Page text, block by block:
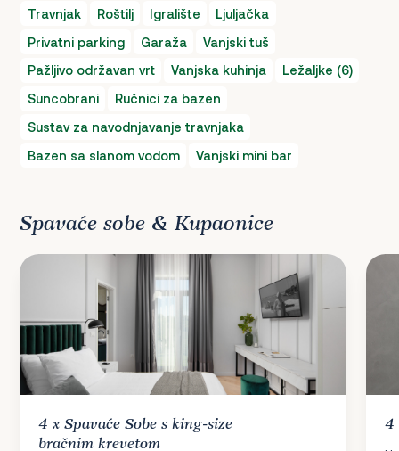
Travnjak
Roštilj Igralište
Ljuljačka
Privatni parking
Garaža
Vanjski tuš
Pažljivo održavan vrt
Vanjska kuhinja
Ležaljke (6)
Suncobrani
Ručnici za bazen
Sustav za navodnjavanje travnjaka
Bazen sa slanom vodom
Vanjski mini bar
Spavaće sobe & Kupaonice
4 xSpavaće Sobes king-size
bračnim krevetom
4